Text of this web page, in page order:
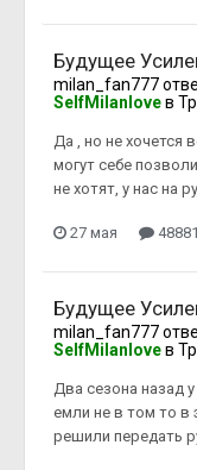
Будущее
milan_fan777
SelfMilanloveв
Да , но не хочется
могут себе
не хотят, у нас на
27 мая
Будущее
milan_fan777
SelfMilanloveв
Два сезона назад
емли не в том то в
решили передать